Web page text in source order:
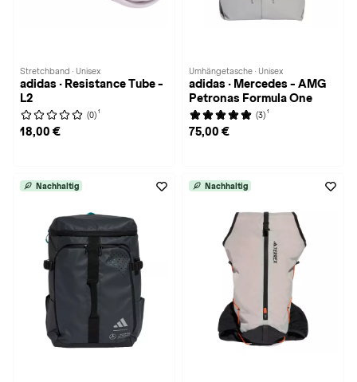
Stretchband · Unisex
adidas · Resistance Tube -
L2
(0) 1
18,00 €
Umhängetasche · Unisex
adidas · Mercedes - AMG
Petronas Formula One
(3) 1
75,00 €
Nachhaltig Nachhaltig